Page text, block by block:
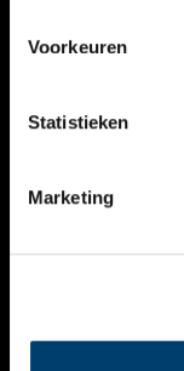
Voorkeuren
Statistieken
Marketing
KALENDER
THEMA’S
VIDEO’S
CONTACT